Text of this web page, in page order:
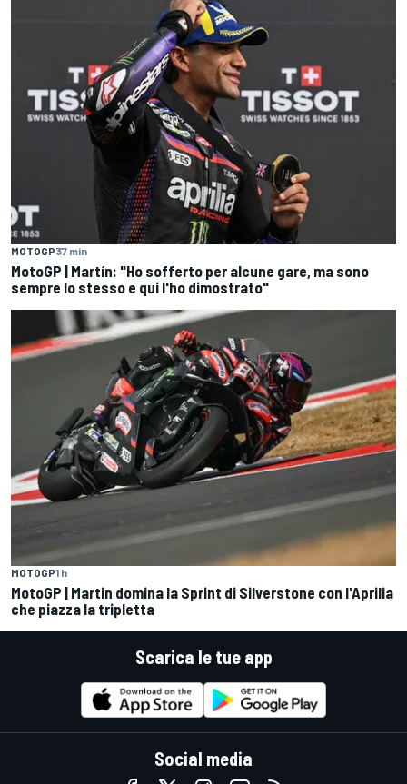
MOTOGP37 min
MotoGP | Martín: "Ho sofferto per alcune gare, ma sono
sempre lo stesso e qui l'ho dimostrato"
MOTOGP1 h
MotoGP | Martin domina la Sprint di Silverstone con l'Aprilia
che piazza la tripletta
Scarica le tue app
Social media